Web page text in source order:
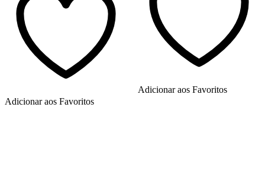
Adicionar aos Favoritos
Adicionar aos Favoritos